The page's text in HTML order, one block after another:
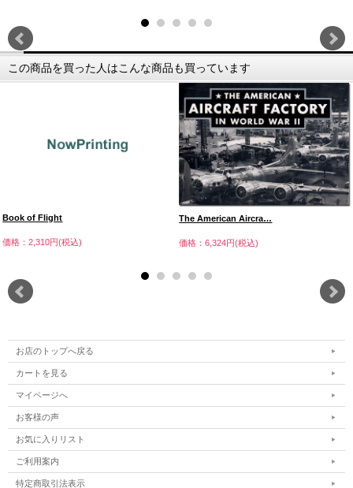
この商品を買った人はこんな商品も買っています
Book of Flight
価格：2,310円(税込)
The American Aircra…
価格：6,324円(税込)
お店のトップへ戻る
カートを見る
マイページへ
お客様の声
お気に入りリスト
ご利用案内
特定商取引法表示